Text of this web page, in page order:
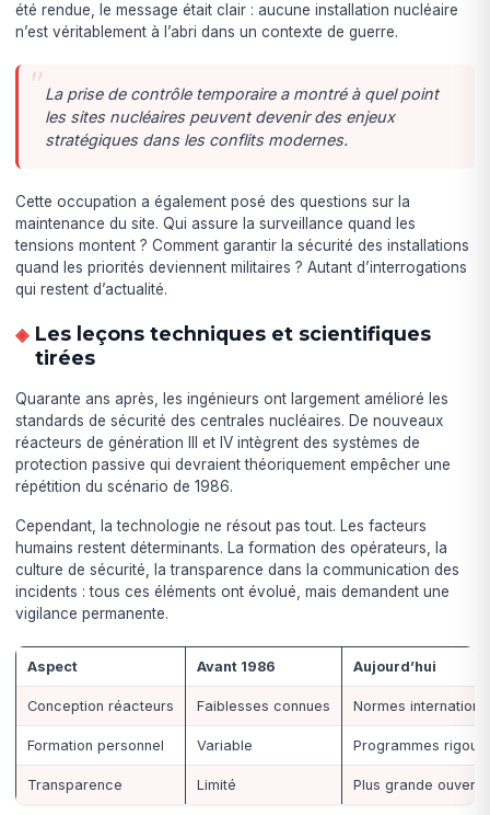
été rendue, le message était clair : aucune installation nucléaire
n’est véritablement à l’abri dans un contexte de guerre.
La prise de contrôle temporaire a montré à quel point
les sites nucléaires peuvent devenir des enjeux
stratégiques dans les conflits modernes.
Cette occupation a également posé des questions sur la
maintenance du site. Qui assure la surveillance quand les
tensions montent ? Comment garantir la sécurité des installations
quand les priorités deviennent militaires ? Autant d’interrogations
qui restent d’actualité.
Les leçons techniques et scientifiques
tirées
Quarante ans après, les ingénieurs ont largement amélioré les
standards de sécurité des centrales nucléaires. De nouveaux
réacteurs de génération III et IV intègrent des systèmes de
protection passive qui devraient théoriquement empêcher une
répétition du scénario de 1986.
Cependant, la technologie ne résout pas tout. Les facteurs
humains restent déterminants. La formation des opérateurs, la
culture de sécurité, la transparence dans la communication des
incidents : tous ces éléments ont évolué, mais demandent une
vigilance permanente.
Aspect Avant 1986 Aujourd’hui
Conception réacteurs Faiblesses connues Normes
Formation personnel Variable Programmes
Transparence Limité Plus grande